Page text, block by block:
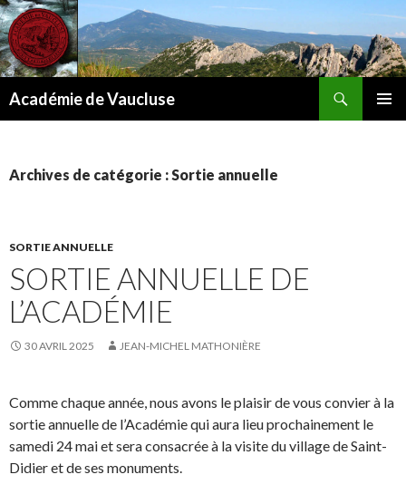
Académie de Vaucluse
Archives de catégorie : Sortie annuelle
SORTIE ANNUELLE
SORTIE ANNUELLE DE
L’ACADÉMIE
30 AVRIL 2025 JEAN-MICHEL MATHONIÈRE
Comme chaque année, nous avons le plaisir de vous convier à la
sortie annuelle de l’Académie qui aura lieu prochainement le
samedi 24 mai et sera consacrée à la visite du village de Saint-
Didier et de ses monuments.